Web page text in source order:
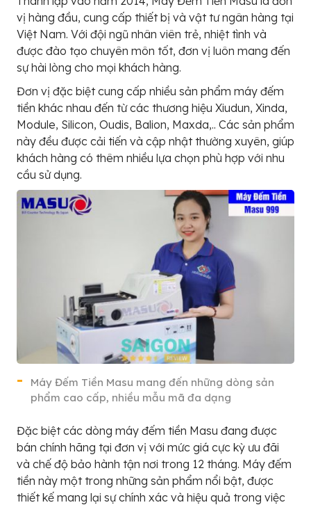
vị hàng đầu, cung cấp thiết bị và vật tư ngân hàng tại
Việt Nam. Với đội ngũ nhân viên trẻ, nhiệt tình và
được đào tạo chuyên môn tốt, đơn vị luôn mang đến
sự hài lòng cho mọi khách hàng.
Đơn vị đặc biệt cung cấp nhiều sản phẩm máy đếm
tiền khác nhau đến từ các thương hiệu Xiudun, Xinda,
Module, Silicon, Oudis, Balion, Maxda,.. Các sản phẩm
này đều được cải tiến và cập nhật thường xuyên, giúp
khách hàng có thêm nhiều lựa chọn phù hợp với nhu
cầu sử dụng.
Máy Đếm Tiền Masu mang đến những dòng sản
phẩm cao cấp, nhiều mẫu mã đa dạng
Đặc biệt các dòng máy đếm tiền Masu đang được
bán chính hãng tại đơn vị với mức giá cực kỳ ưu đãi
và chế độ bảo hành tận nơi trong 12 tháng. Máy đếm
tiền này một trong những sản phẩm nổi bật, được
thiết kế mang lại sự chính xác và hiệu quả trong việc